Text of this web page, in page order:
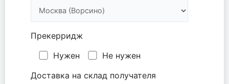
Прекерридж
Нужен
Не нужен
Доставка на склад получателя